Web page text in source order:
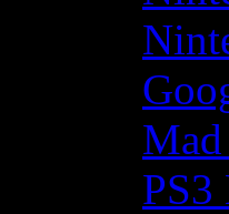
PS3